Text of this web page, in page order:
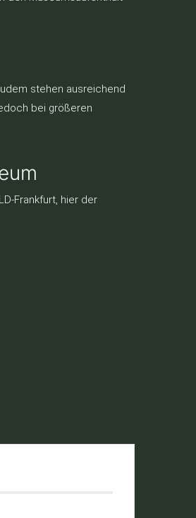
stehen ausreichend
bei größeren
Frankfurt, hier der